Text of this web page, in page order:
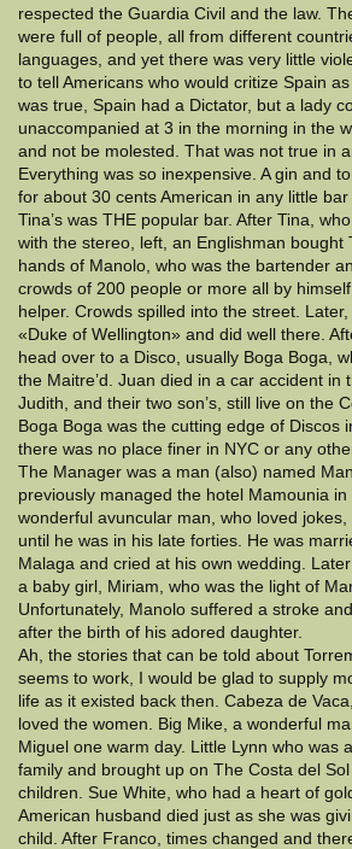
respected the Guardia Civil and the law.
were full of people, all from different
languages, and yet there was very little
to tell Americans who would critize Spain
was true, Spain had a Dictator, but a lady
unaccompanied at 3 in the morning in the
and not be molested. That was not true in
Everything was so inexpensive. A gin and
for about 30 cents American in any little bar
Tina’s was THE popular bar. After Tina,
with the stereo, left, an Englishman bought
hands of Manolo, who was the bartender
crowds of 200 people or more all by
helper. Crowds spilled into the street.
«Duke of Wellington» and did well there.
head over to a Disco, usually Boga Boga,
the Maitre’d. Juan died in a car accident in
Judith, and their two son’s, still live on the
Boga Boga was the cutting edge of Discos
there was no place finer in NYC or any
The Manager was a man (also) named
previously managed the hotel Mamounia
wonderful avuncular man, who loved
until he was in his late forties. He was
Malaga and cried at his own wedding.
a baby girl, Miriam, who was the light of
Unfortunately, Manolo suffered a stroke
after the birth of his adored daughter.
Ah, the stories that can be told about
seems to work, I would be glad to supply
life as it existed back then. Cabeza de
loved the women. Big Mike, a wonderful
Miguel one warm day. Little Lynn who was
family and brought up on The Costa del
children. Sue White, who had a heart of
American husband died just as she was
child. After Franco, times changed and